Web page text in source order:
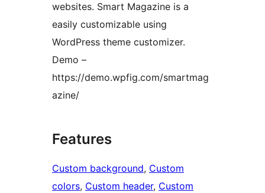
websites. Smart Magazine is a
easily customizable using
WordPress theme customizer.
Demo –
https://demo.wpfig.com/smartmag
azine/
Features
Custom background, Custom
colors, Custom header, Custom